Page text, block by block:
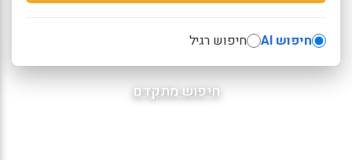
חיפוש AI חיפוש רגיל
חיפוש מתקדם